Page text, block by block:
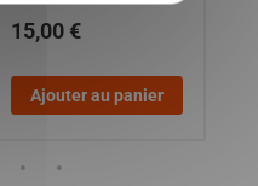
15,00 €
Ajouter au panier